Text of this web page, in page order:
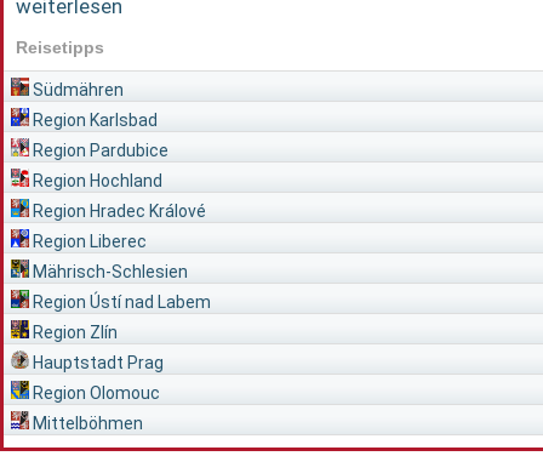
weiterlesen
Reisetipps
Südmähren
Region Karlsbad
Region Pardubice
Region Hochland
Region Hradec Králové
Region Liberec
Mährisch-Schlesien
Region Ústí nad Labem
Region Zlín
Hauptstadt Prag
Region Olomouc
Mittelböhmen